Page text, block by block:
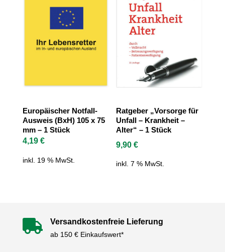
Europäischer Notfall-
Ausweis (BxH) 105 x 75
mm – 1 Stück
4,19 €
inkl. 19 % MwSt.
Ratgeber „Vorsorge für
Unfall – Krankheit –
Alter“ – 1 Stück
9,90€
inkl. 7 % MwSt.
 Versandkostenfreie Lieferung
ab 150 € Einkaufswert*